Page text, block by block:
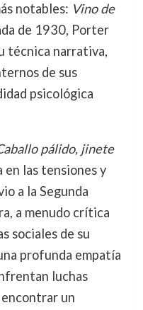
notables: Vino de
de 1930, Porter
técnica narrativa,
de sus
psicológica
pálido, jinete
en las tensiones y
a la Segunda
a menudo crítica
sociales de su
profunda empatía
luchas
un